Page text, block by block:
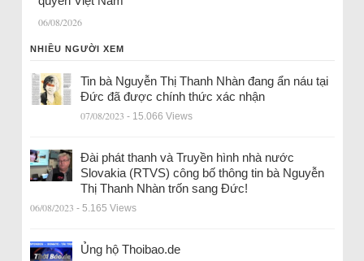
06/08/2026
NHIỀU NGƯỜI XEM
Tin bà Nguyễn Thị Thanh Nhàn đang ẩn náu tại
Đức đã được chính thức xác nhận
07/08/2023 - 15.066 Views
Đài phát thanh và Truyền hình nhà nước
Slovakia (RTVS) công bố thông tin bà Nguyễn
Thị Thanh Nhàn trốn sang Đức!
06/08/2023 - 5.165 Views
Ủng hộ Thoibao.de